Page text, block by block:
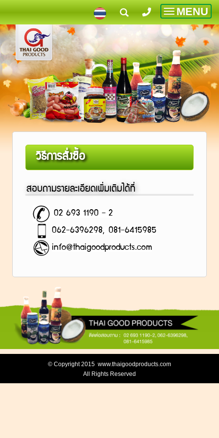
Toggle
MENU
วิธีการสั่งซื้อ
สอบถามรายละเอียดเพิ่มเติมได้ที่
02 693 1190 – 2
062-6396298, 081-6415985
info@thaigoodproducts.com
© Copyright 2015 www.thaigoodproducts.com
All Rights Reserved